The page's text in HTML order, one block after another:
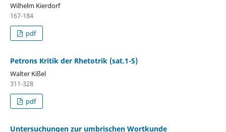
Wilhelm Kierdorf
167-184
pdf
Petrons Kritik der Rhetotrik (sat.1-5)
Walter Kißel
311-328
pdf
Untersuchungen zur umbrischen Wortkunde